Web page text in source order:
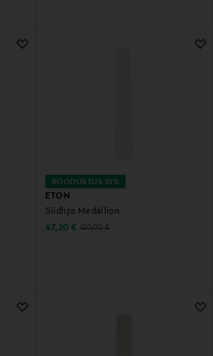
SOODUSTUS 61%
ETON
Siidlips Medallion
Discounted Price
47,20 € Original Price
120,00 €